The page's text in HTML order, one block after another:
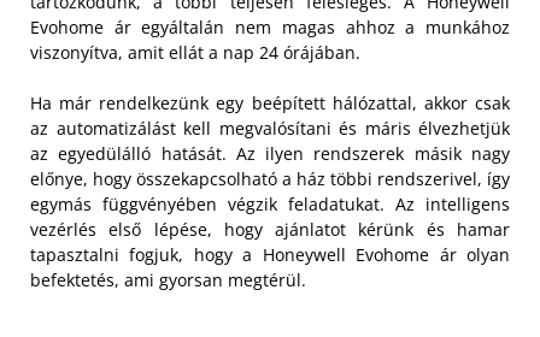
Evohome ár egyáltalán nem magas ahhoz a munkához
viszonyítva, amit ellát a nap 24 órájában.
Ha már rendelkezünk egy beépített hálózattal, akkor csak
az automatizálást kell megvalósítani és máris élvezhetjük
az egyedülálló hatását. Az ilyen rendszerek másik nagy
előnye, hogy összekapcsolható a ház többi rendszerivel, így
egymás függvényében végzik feladatukat. Az intelligens
vezérlés első lépése, hogy ajánlatot kérünk és hamar
tapasztalni fogjuk, hogy a Honeywell Evohome ár olyan
befektetés, ami gyorsan megtérül.